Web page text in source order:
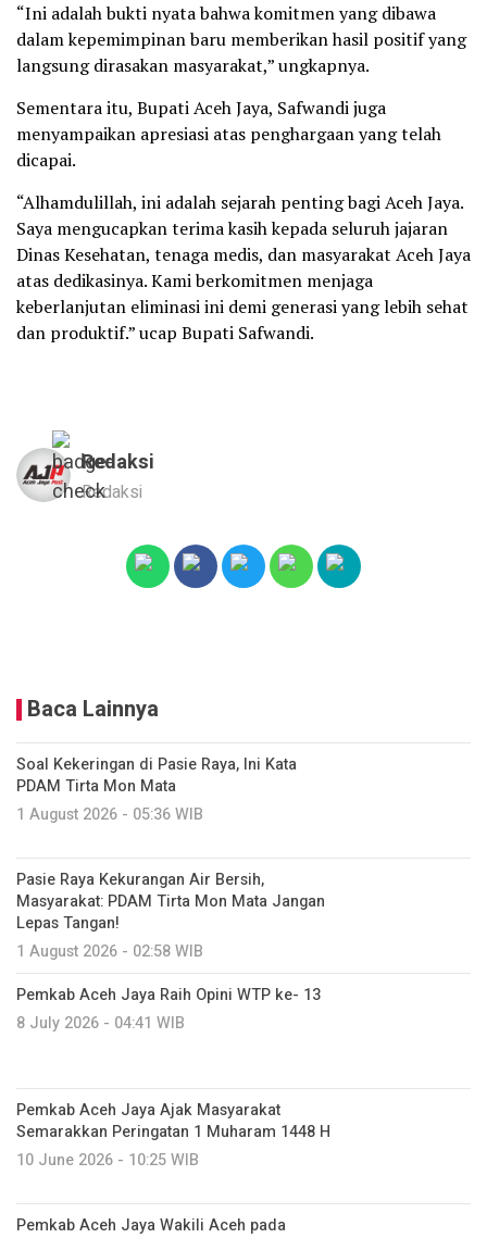
“Ini adalah bukti nyata bahwa komitmen yang dibawa
dalam kepemimpinan baru memberikan hasil positif yang
langsung dirasakan masyarakat,” ungkapnya.
Sementara itu, Bupati Aceh Jaya, Safwandi juga
menyampaikan apresiasi atas penghargaan yang telah
dicapai.
“Alhamdulillah, ini adalah sejarah penting bagi Aceh Jaya.
Saya mengucapkan terima kasih kepada seluruh jajaran
Dinas Kesehatan, tenaga medis, dan masyarakat Aceh Jaya
atas dedikasinya. Kami berkomitmen menjaga
keberlanjutan eliminasi ini demi generasi yang lebih sehat
dan produktif.” ucap Bupati Safwandi.
Redaksi
Redaksi
Baca Lainnya
Soal Kekeringan di Pasie Raya, Ini Kata
PDAM Tirta Mon Mata
1 August 2026 - 05:36 WIB
Pasie Raya Kekurangan Air Bersih,
Masyarakat: PDAM Tirta Mon Mata Jangan
Lepas Tangan!
1 August 2026 - 02:58 WIB
Pemkab Aceh Jaya Raih Opini WTP ke- 13
8 July 2026 - 04:41 WIB
Pemkab Aceh Jaya Ajak Masyarakat
Semarakkan Peringatan 1 Muharam 1448 H
10 June 2026 - 10:25 WIB
Pemkab Aceh Jaya Wakili Aceh pada